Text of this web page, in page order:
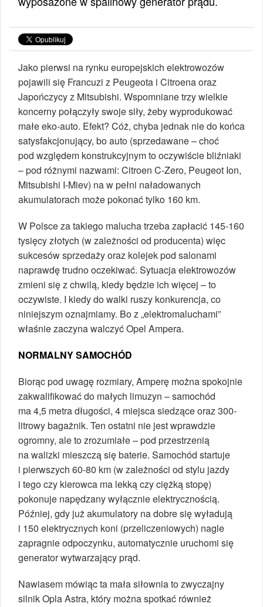
Jako pierwsi na rynku europejskich elektrowozów
pojawili się Francuzi z Peugeota i Citroena oraz
Japończycy z Mitsubishi. Wspomniane trzy wielkie
koncerny połączyły swoje siły, żeby wyprodukować
małe eko-auto. Efekt? Cóż, chyba jednak nie do końca
satysfakcjonujący, bo auto (sprzedawane – choć
pod względem konstrukcyjnym to oczywiście bliźniaki
– pod różnymi nazwami: Citroen C-Zero, Peugeot Ion,
Mitsubishi I-Miev) na w pełni naładowanych
akumulatorach może pokonać tylko 160 km.
W Polsce za takiego malucha trzeba zapłacić 145-160
tysięcy złotych (w zależności od producenta) więc
sukcesów sprzedaży oraz kolejek pod salonami
naprawdę trudno oczekiwać. Sytuacja elektrowozów
zmieni się z chwilą, kiedy będzie ich więcej – to
oczywiste. I kiedy do walki ruszy konkurencja, co
niniejszym oznajmiamy. Bo z „elektromaluchami”
właśnie zaczyna walczyć Opel Ampera.
NORMALNY SAMOCHÓD
Biorąc pod uwagę rozmiary, Amperę można spokojnie
zakwalifikować do małych limuzyn – samochód
ma 4,5 metra długości, 4 miejsca siedzące oraz 300-
litrowy bagażnik. Ten ostatni nie jest wprawdzie
ogromny, ale to zrozumiałe – pod przestrzenią
na walizki mieszczą się baterie. Samochód startuje
i pierwszych 60-80 km (w zależności od stylu jazdy
i tego czy kierowca ma lekką czy ciężką stopę)
pokonuje napędzany wyłącznie elektrycznością.
Później, gdy już akumulatory na dobre się wyładują
i 150 elektrycznych koni (przeliczeniowych) nagle
zapragnie odpoczynku, automatycznie uruchomi się
generator wytwarzający prąd.
Nawiasem mówiąc ta mała siłownia to zwyczajny
silnik Opla Astra, który można spotkać również